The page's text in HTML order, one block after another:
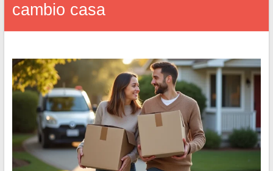
cambio casa